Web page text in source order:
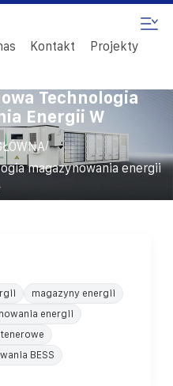
Kontakt
Projekty
Technologia
Energii W
/
magazynowania energii
magazyny energii
energii
BESS